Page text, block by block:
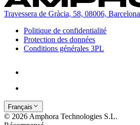
Travessera de Gràcia, 58, 08006, Barcelona
Politique de confidentialité
Protection des données
Conditions générales 3PL
Français
© 2026 Amphora Technologies S.L.